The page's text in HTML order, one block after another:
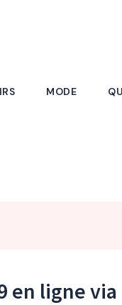
MODE
en ligne